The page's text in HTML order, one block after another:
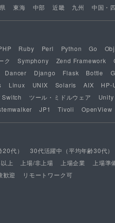
東海 中部 近畿 九州 中国・
Ruby Perl Python Go
ク Symphony Zend Framework
Dancer Django Flask Bottle
Linux UNIX Solaris AIX HP-
ツール・ミドルウェア Unity
JP1 Tivoli OpenView
代） 30代活躍中（平均年齢30代）
上 上場/非上場 上場企業 上場準
歓迎 リモートワーク可